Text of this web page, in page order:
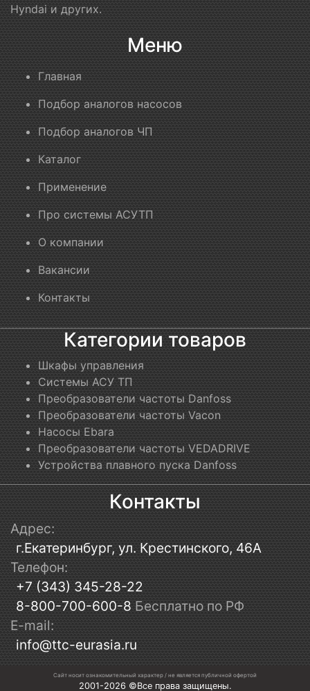
Hyndai и других.
Меню
Главная
Подбор аналогов насосов
Подбор аналогов ЧП
Каталог
Применение
Про системы АСУТП
О компании
Вакансии
Контакты
Категории товаров
Шкафы управления
Системы АСУ ТП
Преобразователи частоты Danfoss
Преобразователи частоты Vacon
Насосы Ebara
Преобразователи частоты VEDADRIVE
Устройства плавного пуска Danfoss
Контакты
Адрес:
г.Екатеринбург, ул. Крестинского, 46А
Телефон:
+7 (343) 345-28-22
8-800-700-600-8 Бесплатно по РФ
E-mail:
info@ttc-eurasia.ru
Сайт носит ознакомительный характер / не является публичной офертой
2001-2026 ©Все права защищены.